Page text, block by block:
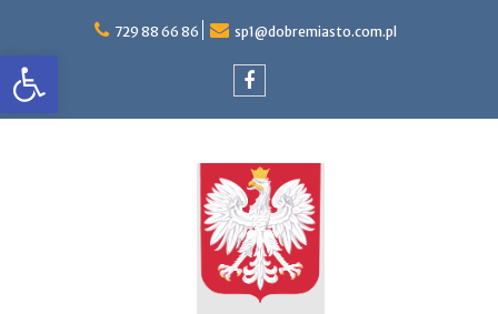
Otwórz pasek narzędzicontent
729 88 66 86 sp1@dobremiasto.com.pl